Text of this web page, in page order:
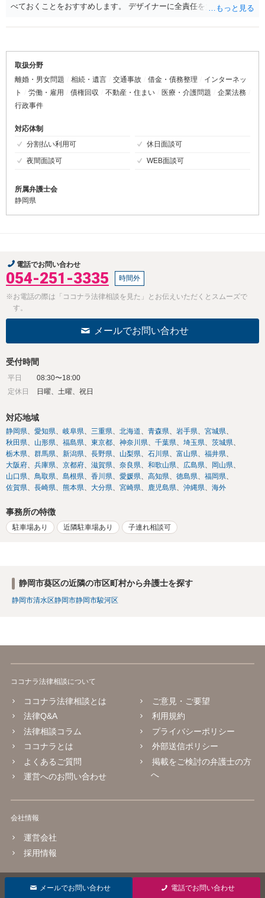
べておくことをおすすめします。 デザイナーに全責任を負わせるとし
は免れないということになろうかと思います。 第三者との関係で負っ
ます。
取扱分野
離婚・男女問題
相続・遺言 交通事故 借金・債務整理
インターネッ
ト
労働・雇用 債権回収 不動産・住まい 医療・介護問題
企業法務
行政事件
対応体制
分割払い利用可
休日面談可
夜間面談可
WEB面談可
所属弁護士会
静岡県
電話でお問い合わせ
054-251-3335 時間外
※お電話の際は「ココナラ法律相談を見た」とお伝えいただくとスムーズで
す。
メールでお問い合わせ
受付時間
平日
08:30〜18:00
定休日
日曜、土曜、祝日
対応地域
静岡県 愛知県 岐阜県 三重県 北海道 青森県 岩手県
宮城県
秋田県
山形県 福島県 東京都 神奈川県 千葉県 埼玉県
茨城県
栃木県
群馬県 新潟県 長野県 山梨県 石川県 富山県
福井県
大阪府
兵庫県 京都府 滋賀県 奈良県 和歌山県 広島県
岡山県
山口県
鳥取県 島根県 香川県 愛媛県 高知県 徳島県
福岡県
佐賀県
長崎県 熊本県 大分県 宮崎県 鹿児島県 沖縄県 海外
事務所の特徴
駐車場あり 近隣駐車場あり 子連れ相談可
静岡市葵区の近隣の市区町村から弁護士を探す
静岡市清水区静岡市静岡市駿河区
メールでお問い合わせ 電話でお問い合わせ
ココナラ法律相談について
ココナラ法律相談とは
法律Q&A
法律相談コラム
ココナラとは
よくあるご質問
運営へのお問い合わせ
ご意見・ご要望
利用規約
プライバシーポリシー
外部送信ポリシー
掲載をご検討の弁護士の方
へ
会社情報
運営会社
採用情報